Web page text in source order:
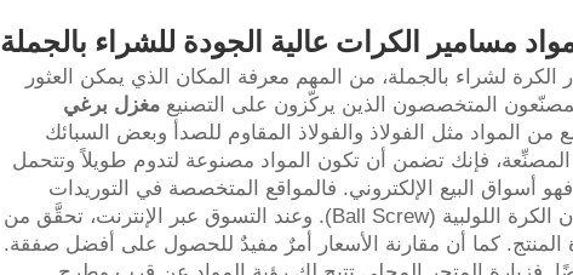
مسامير الكرات عالية الجودة للشراء بالجملة
لشراء بالجملة، من المهم معرفة المكان الذي يمكن العثور
المتخصصون الذين يركّزون على التصنيع مغزل برغي
المواد مثل الفولاذ والفولاذ المقاوم للصدأ وبعض السبائك
فإنك تضمن أن تكون المواد مصنوعة لتدوم طويلاً وتتحمل
فهو أسواق البيع الإلكتروني. فالمواقع المتخصصة في التوريدات
الصناعية توفر خيارات عديدة لمادة قضبان الكرة اللولبية (Ball Screw). وعند التسوق عبر الإنترنت، تحقَّق من
المنتج. كما أن مقارنة الأسعار أمرٌ مفيدٌ للحصول على أفضل صفقة.